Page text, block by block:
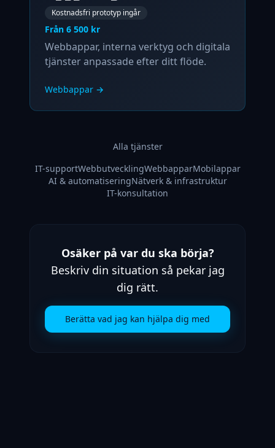
Kostnadsfri prototyp ingår
Från 6 500 kr
Webbappar, interna verktyg och digitala
tjänster anpassade efter ditt flöde.
Webbappar →
Alla tjänster
IT-supportWebbutvecklingWebbapparMobilappar
AI & automatiseringNätverk & infrastruktur
IT-konsultation
Osäker på var du ska börja?
Beskriv din situation så pekar jag
dig rätt.
Berätta vad jag kan hjälpa dig med